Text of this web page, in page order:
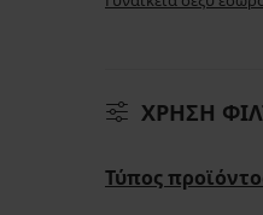
ΧΡΗΣΗ
Τύπος